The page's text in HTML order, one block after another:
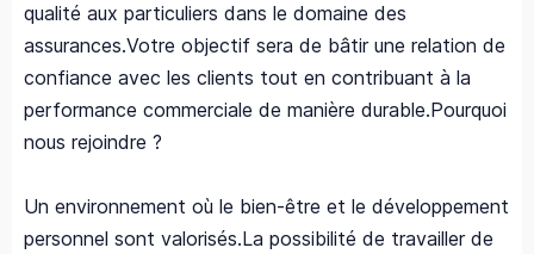
qualité aux particuliers dans le domaine des
assurances.Votre objectif sera de bâtir une relation de
confiance avec les clients tout en contribuant à la
performance commerciale de manière durable.Pourquoi
nous rejoindre ?
Un environnement où le bien-être et le développement
personnel sont valorisés.La possibilité de travailler de